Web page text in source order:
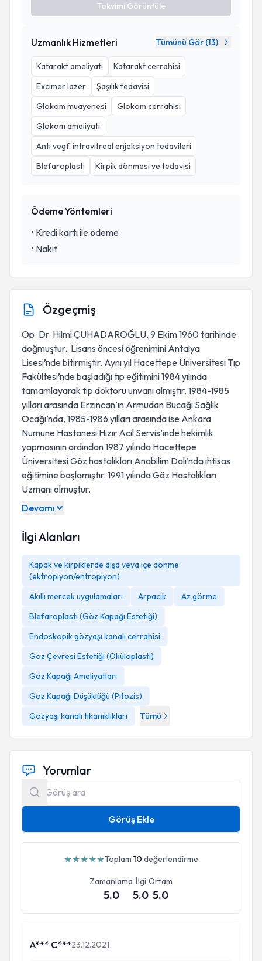
Takvimi Görüntüle
Uzmanlık Hizmetleri Tümünü Gör (13)
Katarakt ameliyatı
Katarakt cerrahisi
Excimer lazer
Şaşılık tedavisi
Glokom muayenesi
Glokom cerrahisi
Glokom ameliyatı
Anti vegf, intravitreal enjeksiyon tedavileri
Blefaroplasti
Kirpik dönmesi ve tedavisi
Ödeme Yöntemleri
• Kredi kartı ile ödeme
• Nakit
Özgeçmiş
Op. Dr. Hilmi ÇUHADAROĞLU, 9 Ekim 1960 tarihinde
doğmuştur. Lisans öncesi öğrenimini Antalya
Lisesi’nde bitirmiştir. Aynı yıl Hacettepe Üniversitesi Tıp
Fakültesi’nde başladığı tıp eğitimini 1984 yılında
tamamlayarak tıp doktoru unvanı almıştır. 1984-1985
yılları arasında Erzincan’ın Armudan Bucağı Sağlık
Ocağı’nda, 1985-1986 yılları arasında ise Ankara
Numune Hastanesi Hızır Acil Servis’inde hekimlik
yapmasının ardından 1987 yılında Hacettepe
Üniversitesi Göz hastalıkları Anabilim Dalı’nda ihtisas
eğitimine başlamıştır. 1991 yılında Göz Hastalıkları
Uzmanı olmuştur.
Devamı
İlgi Alanları
Kapak ve kirpiklerde dışa veya içe dönme
(ektropiyon/entropiyon)
Akıllı mercek uygulamaları
Arpacık
Az görme
Blefaroplasti (Göz Kapağı Estetiği)
Endoskopik gözyaşı kanalı cerrahisi
Göz Çevresi Estetiği (Oküloplasti)
Göz Kapağı Ameliyatları
Göz Kapağı Düşüklüğü (Pitozis)
Gözyaşı kanalı tıkanıklıkları
Tümü
Yorumlar
Görüş Ekle
★★★★★Toplam 10 değerlendirme
Zamanlama
5.0
İlgi
5.0
Ortam
5.0
A*** C***23.12.2021